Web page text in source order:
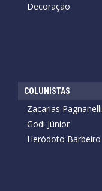
Decoração
COLUNISTAS
Zacarias Pagnanelli
Godi Júnior
Heródoto Barbeiro